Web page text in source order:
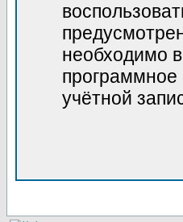
необходимо
программное
учётной